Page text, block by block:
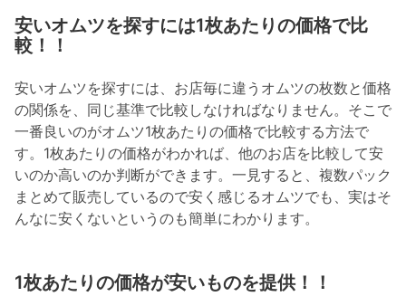
安いオムツを探すには1枚あたりの価格で比
較！！
安いオムツを探すには、お店毎に違うオムツの枚数と価格
の関係を、同じ基準で比較しなければなりません。そこで
一番良いのがオムツ1枚あたりの価格で比較する方法で
す。1枚あたりの価格がわかれば、他のお店を比較して安
いのか高いのか判断ができます。一見すると、複数パック
まとめて販売しているので安く感じるオムツでも、実はそ
んなに安くないというのも簡単にわかります。
1枚あたりの価格が安いものを提供！！